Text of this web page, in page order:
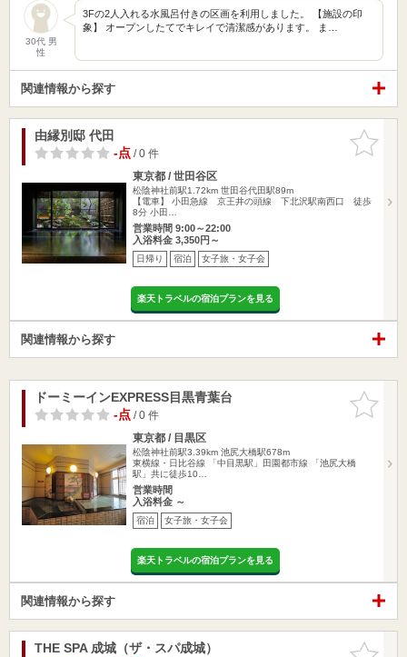
30代 男
性
3Fの2人入れる水風呂付きの区画を利用しました。 【施設の印
象】 オープンしたてでキレイで清潔感があります。 ま…
関連情報から探す
お気に入
りに追加
由縁別邸 代田
-点/ 0 件
東京都 / 世田谷区
松陰神社前駅1.72km 世田谷代田駅89m
【電車】 小田急線 京王井の頭線 下北沢駅南西口 徒歩
8分 小田…
営業時間 9:00～22:00
入浴料金 3,350円～
日帰り 宿泊 女子旅・女子会
楽天トラベルの宿泊プランを見る
関連情報から探す
お気に入
りに追加
ドーミーインEXPRESS目黒青葉台
-点/ 0 件
東京都 / 目黒区
松陰神社前駅3.39km 池尻大橋駅678m
東横線・日比谷線 「中目黒駅」田園都市線 「池尻大橋
駅」共に徒歩10…
営業時間
入浴料金 ～
宿泊 女子旅・女子会
楽天トラベルの宿泊プランを見る
関連情報から探す
お気に入
THE SPA 成城（ザ・スパ成城）